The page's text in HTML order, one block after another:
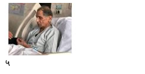
५